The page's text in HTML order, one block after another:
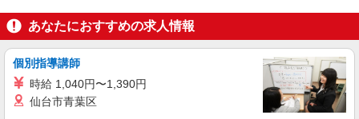
キープ 詳細を見る
アルバイト
ライフ錦糸町駅前店（店舗コード613）
NEW
作業場清掃
あなたにおすすめの求人情報
個別指導講師
時給 1,040円〜1,390円
仙台市青葉区